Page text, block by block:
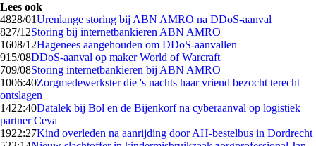
Lees ook
4828/01Urenlange storing bij ABN AMRO na DDoS-aanval
827/12Storing bij internetbankieren ABN AMRO
1608/12Hagenees aangehouden om DDoS-aanvallen
915/08DDoS-aanval op maker World of Warcraft
709/08Storing internetbankieren bij ABN AMRO
1006:40Zorgmedewerkster die 's nachts haar vriend bezocht terecht
ontslagen
1422:40Datalek bij Bol en de Bijenkorf na cyberaanval op logistiek
partner Ceva
1922:27Kind overleden na aanrijding door AH-bestelbus in Dordrecht